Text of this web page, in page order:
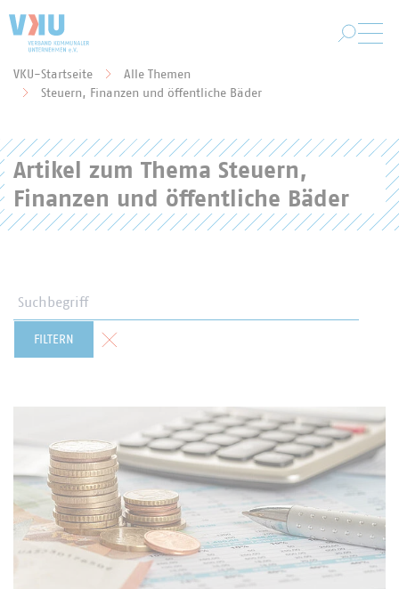
Sie befinden sich hier:
VKU-Startseite
Alle Themen
Steuern, Finanzen und öffentliche Bäder
Artikel zum Thema Steuern,
Finanzen und öffentliche Bäder
FILTERN Formular zurücksetzen